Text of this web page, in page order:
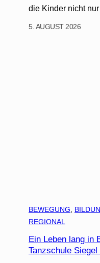
die Kinder nicht
5. AUGUST 2026
BEWEGUNG
REGIONAL
Ein Leben lang in
Tanzschule